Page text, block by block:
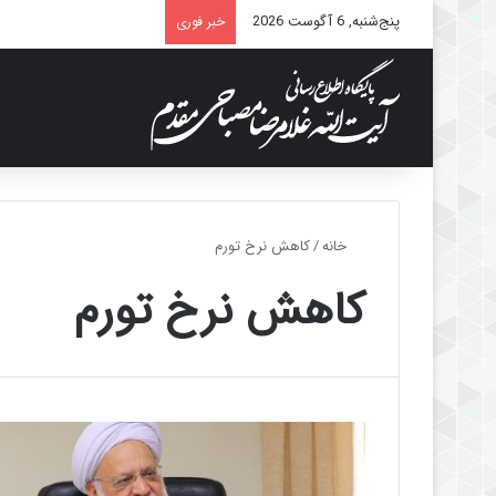
پنج‌شنبه, 6 آگوست 2026 خبر فوری
خانه/کاهش نرخ تورم
کاهش نرخ تورم